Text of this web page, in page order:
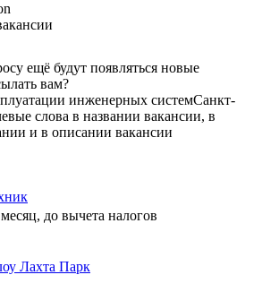
ещё будут появляться новые
вам?
инженерных системСанкт-
слова в названии вакансии, в
и в описании вакансии
до вычета налогов
Лахта Парк